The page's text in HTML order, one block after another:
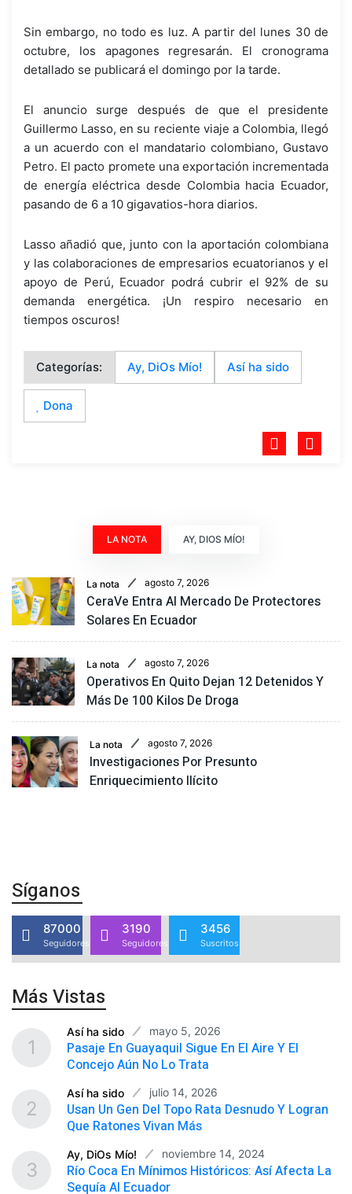
Sin embargo, no todo es luz. A partir del lunes 30 de
octubre, los apagones regresarán. El cronograma
detallado se publicará el domingo por la tarde.
El anuncio surge después de que el presidente
Guillermo Lasso, en su reciente viaje a Colombia, llegó
a un acuerdo con el mandatario colombiano, Gustavo
Petro. El pacto promete una exportación incrementada
de energía eléctrica desde Colombia hacia Ecuador,
pasando de 6 a 10 gigavatios-hora diarios.
Lasso añadió que, junto con la aportación colombiana
y las colaboraciones de empresarios ecuatorianos y el
apoyo de Perú, Ecuador podrá cubrir el 92% de su
demanda energética. ¡Un respiro necesario en
tiempos oscuros!
Categorías: Ay, DiOs Mío! Así ha sido
Dona
LA NOTA AY, DIOS MÍO!
La nota agosto 7, 2026
CeraVe Entra Al Mercado De Protectores
Solares En Ecuador
La nota agosto 7, 2026
Operativos En Quito Dejan 12 Detenidos Y
Más De 100 Kilos De Droga
La nota agosto 7, 2026
Investigaciones Por Presunto
Enriquecimiento Ilícito
Síganos
87000
Seguidores
3190
Seguidores
3456
Suscritos
Más Vistas
Así ha sido mayo 5, 2026
Pasaje En Guayaquil Sigue En El Aire Y El
Concejo Aún No Lo Trata
1
Así ha sido julio 14, 2026
Usan Un Gen Del Topo Rata Desnudo Y Logran
Que Ratones Vivan Más
2
Ay, DiOs Mío! noviembre 14, 2024
Río Coca En Mínimos Históricos: Así Afecta La
Sequía Al Ecuador
3